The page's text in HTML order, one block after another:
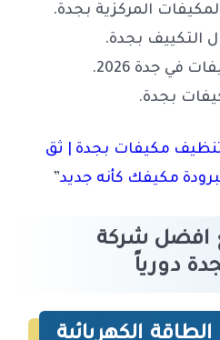
المركزية بجدة.
التكييف بجدة.
في جدة 2026.
بجدة.
مكيفات بجدة | ثق
مكيفك كأنه جديد”
افضل شركة
دورياً